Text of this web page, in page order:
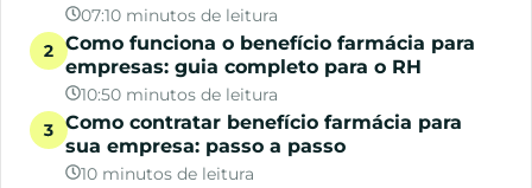
07:10 minutos de leitura
Como funciona o benefício farmácia para
empresas: guia completo para o RH
10:50 minutos de leitura
Como contratar benefício farmácia para
sua empresa: passo a passo
10 minutos de leitura